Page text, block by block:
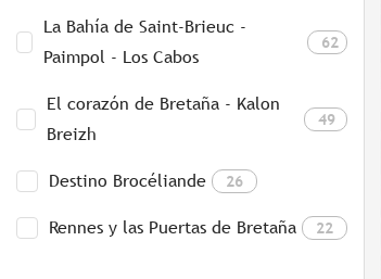
La Bahía de Saint-Brieuc -
Paimpol - Los Cabos
62
El corazón de Bretaña - Kalon
Breizh
49
Destino Brocéliande 26
Rennes y las Puertas de Bretaña 22